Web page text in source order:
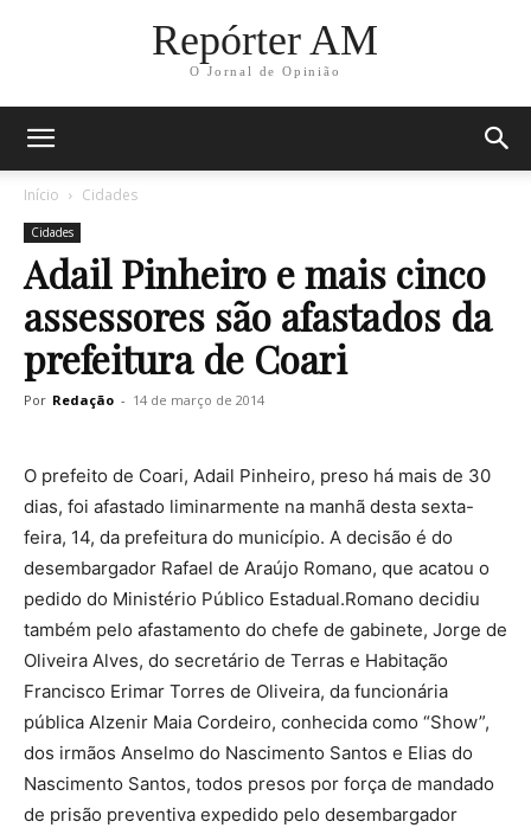
Repórter AM
O Jornal de Opinião
Início Cidades
Cidades
Adail Pinheiro e mais cinco
assessores são afastados da
prefeitura de Coari
Por Redação - 14 de março de 2014
O prefeito de Coari, Adail Pinheiro, preso há mais de 30
dias, foi afastado liminarmente na manhã desta sexta-
feira, 14, da prefeitura do município. A decisão é do
desembargador Rafael de Araújo Romano, que acatou o
pedido do Ministério Público Estadual.Romano decidiu
também pelo afastamento do chefe de gabinete, Jorge de
Oliveira Alves, do secretário de Terras e Habitação
Francisco Erimar Torres de Oliveira, da funcionária
pública Alzenir Maia Cordeiro, conhecida como “Show”,
dos irmãos Anselmo do Nascimento Santos e Elias do
Nascimento Santos, todos presos por força de mandado
de prisão preventiva expedido pelo desembargador